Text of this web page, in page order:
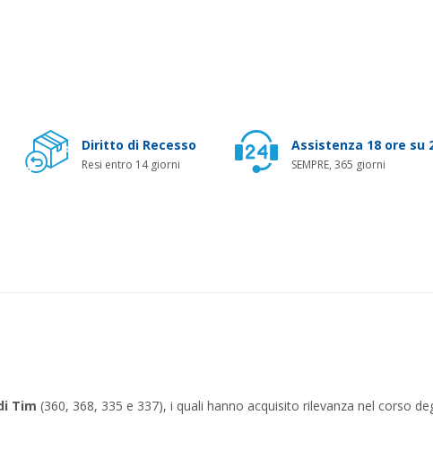
Diritto di Recesso
Resi entro 14 giorni
Assistenza 18 ore su
SEMPRE, 365 giorni
Tim (360, 368, 335 e 337), i quali hanno acquisito rilevanza nel corso